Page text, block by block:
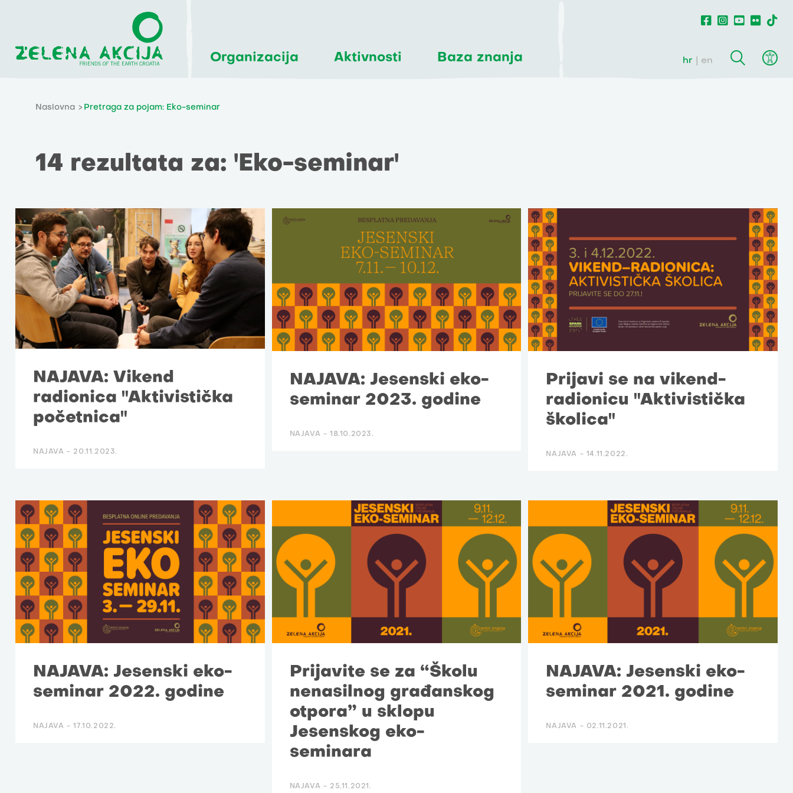
Organizacija Aktivnosti Baza znanja hr en
Naslovna Pretraga za pojam: Eko-seminar
14 rezultata za: 'Eko-seminar'
NAJAVA: Vikend
radionica "Aktivistička
početnica"
NAJAVA - 20.11.2023.
NAJAVA: Jesenski eko-
seminar 2023. godine
NAJAVA -18.10.2023.
Prijavi se na vikend-
radionicu "Aktivistička
školica"
NAJAVA - 14.11.2022.
NAJAVA: Jesenski eko-
seminar 2022. godine
NAJAVA -17.10.2022.
Prijavite se za “Školu
nenasilnog građanskog
otpora” u sklopu
Jesenskog eko-
seminara
NAJAVA - 25.11.2021.
NAJAVA: Jesenski eko-
seminar 2021. godine
NAJAVA - 02.11.2021.